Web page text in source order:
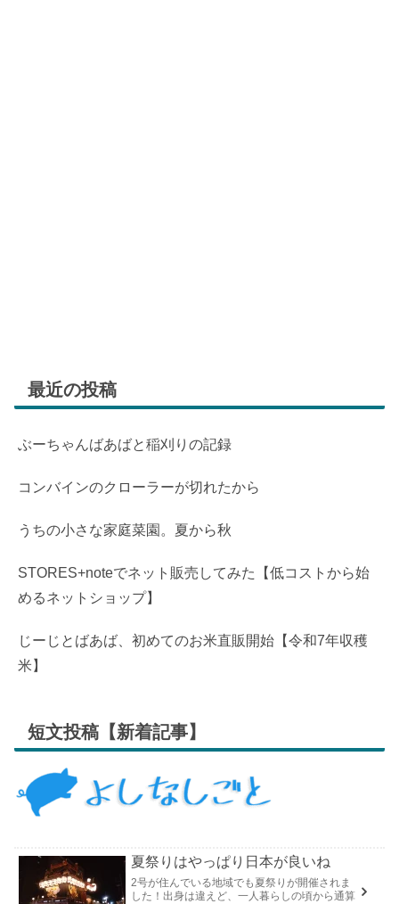
最近の投稿
ぶーちゃんばあばと稲刈りの記録
コンバインのクローラーが切れたから
うちの小さな家庭菜園。夏から秋
STORES+noteでネット販売してみた【低コストから始
めるネットショップ】
じーじとばあば、初めてのお米直販開始【令和7年収穫
米】
短文投稿【新着記事】
夏祭りはやっぱり日本が良いね
2号が住んでいる地域でも夏祭りが開催されま
した！出身は違えど、一人暮らしの頃から通算